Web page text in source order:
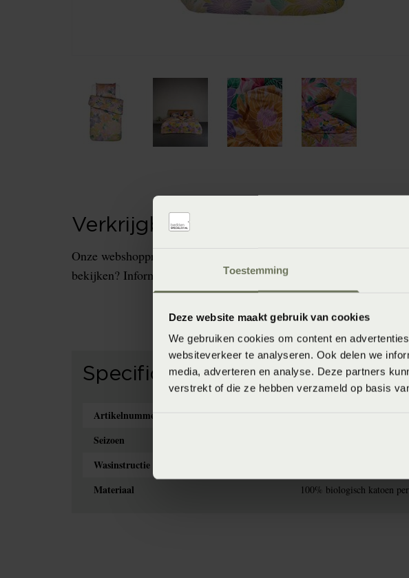
Toestemming
Deze website maakt gebruik van cookies
We gebruiken cookies om content en
websiteverkeer te analyseren. Ook delen we
media, adverteren en analyse. Deze partners
verstrekt of die ze hebben verzameld op basis
Verkrijgbaarheid in de winkels
Onze webshopproducten zijn niet altijd verkrijgbaar in de winkel.
bekijken? Informeer dan eerst naar de beschikbaarheid.
Specificaties
Artikelnummer
Seizoen
Wasinstructie
Materiaal 100% biologisch katoen